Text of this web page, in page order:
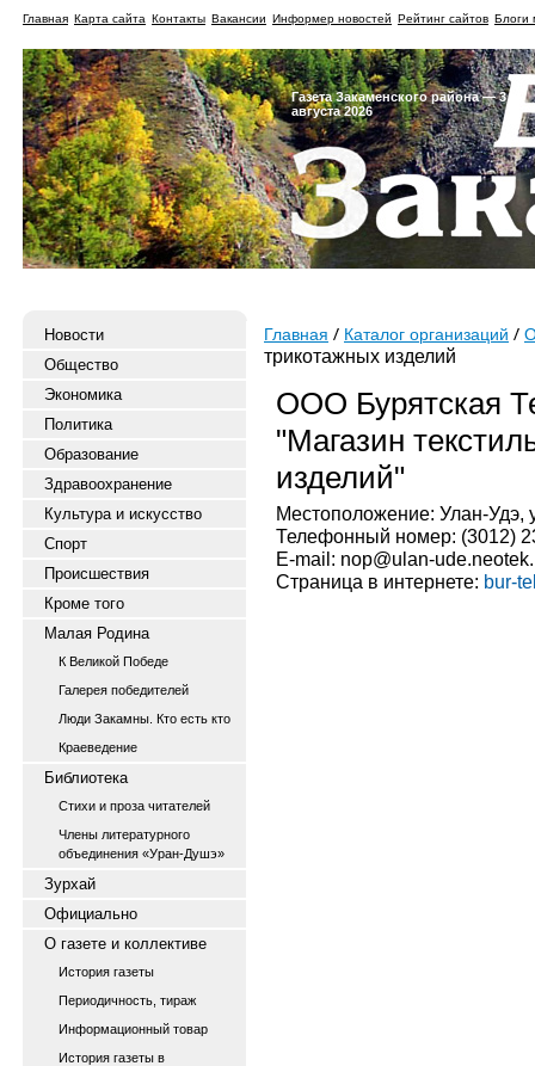
Главная Карта сайта Контакты Вакансии Информер новостей Рейтинг сайтов Блоги
Газета Закаменского района — 3
августа 2026
Новости
Общество
Экономика
Политика
Образование
Здравоохранение
Культура и искусство
Спорт
Происшествия
Кроме того
Малая Родина
К Великой Победе
Галерея победителей
Люди Закамны. Кто есть кто
Краеведение
Библиотека
Стихи и проза читателей
Члены литературного
объединения «Уран-Душэ»
Зурхай
Официально
О газете и коллективе
История газеты
Периодичность, тираж
Информационный товар
История газеты в
Главная Каталог организаций
трикотажных изделий
ООО Бурятская
"Магазин
изделий"
Местоположение: Улан-Удэ,
Телефонный номер: (3012)
E-mail: nop@ulan-
Страница в интернете: bur-